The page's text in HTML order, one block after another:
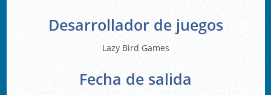
Desarrollador de juegos
Lazy Bird Games
Fecha de salida